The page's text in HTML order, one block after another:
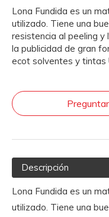
Lona Fundida es un
utilizado. Tiene una
resistencia al peeling y
la publicidad de gran
ecot solventes y tintas
Preguntar
Descripción
Lona Fundida es un
utilizado. Tiene una